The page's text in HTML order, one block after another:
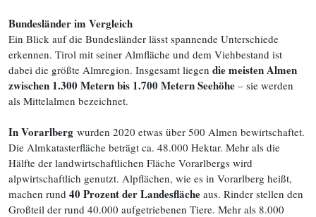
Bundesländer im Vergleich
Ein Blick auf die Bundesländer lässt spannende Unterschiede
erkennen. Tirol mit seiner Almfläche und dem Viehbestand ist
dabei die größte Almregion. Insgesamt liegen die meisten Almen
zwischen 1.300 Metern bis 1.700 Metern Seehöhe – sie werden
als Mittelalmen bezeichnet.
In Vorarlberg wurden 2020 etwas über 500 Almen bewirtschaftet.
Die Almkatasterfläche beträgt ca. 48.000 Hektar. Mehr als die
Hälfte der landwirtschaftlichen Fläche Vorarlbergs wird
alpwirtschaftlich genutzt. Alpflächen, wie es in Vorarlberg heißt,
machen rund 40 Prozent der Landesfläche aus. Rinder stellen den
Großteil der rund 40.000 aufgetriebenen Tiere. Mehr als 8.000